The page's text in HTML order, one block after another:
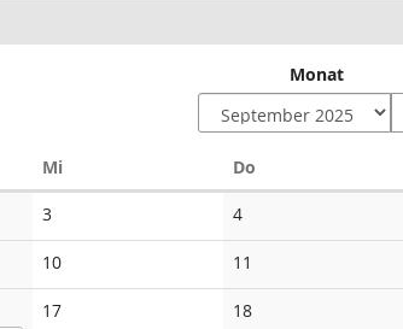
Monat
MiMittwoch Do
3Keine
Veranstaltungen
4Keine
Veranstaltungen
10Keine
Veranstaltungen
11
Veranstaltungen
17Keine
18Keine